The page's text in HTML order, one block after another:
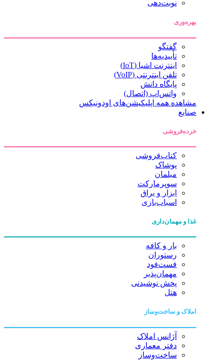
نوبت‌دهی
بهره‌وری
گفتگو
تأییدیه‌ها
اینترنت اشیا (IoT)
تلفن اینترنتی (VoIP)
پایگاه دانش
واتس‌اپ (اتصال)
مشاهده همه اپلیکیشن‌های اودونیکس
صنایع
خرده‌فروشی
کتاب‌فروشی
پوشاک
مبلمان
سوپرمارکت
ابزار و یراق
اسباب‌بازی
غذا و مهمان‌داری
بار و کافه
رستوران
فست‌فود
مهمان‌پذیر
پخش نوشیدنی
هتل
املاک و ساخت‌وساز
آژانس املاک
دفتر معماری
ساخت‌وساز